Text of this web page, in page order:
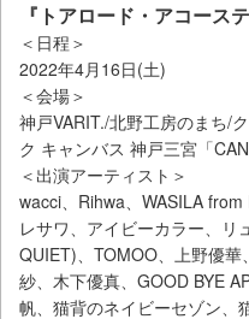
『トアロード・アコース
＜日程＞
2022年4月16日(土)
＜会場＞
神戸VARIT./北野工房のまち/
ク キャンバス 神戸三宮「
＜出演アーティスト＞
wacci、Rihwa、WASILA
レサワ、アイビーカラー、
QUIET)、TOMOO、上野優
紗、木下優真、GOOD BYE
帆、猫背のネイビーセゾン、